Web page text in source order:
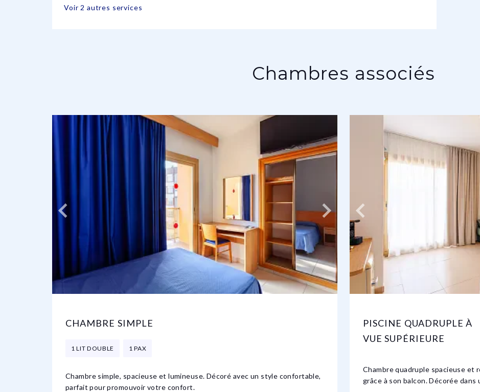
Voir 2 autres services
Chambres associés
CHAMBRE SIMPLE
1 LIT DOUBLE 1 PAX
Chambre simple, spacieuse et lumineuse. Décoré avec un style confortable,
parfait pour promouvoir votre confort.
PISCINE QUADRUPLE À
VUE SUPÉRIEURE
Chambre quadruple spacieuse et
grâce à son balcon. Décorée